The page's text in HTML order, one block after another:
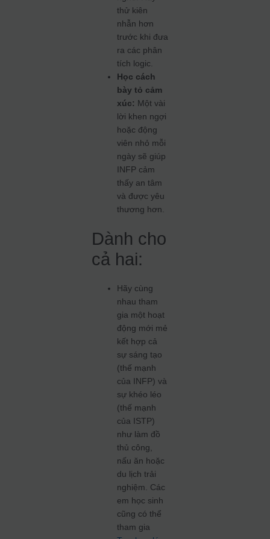
thử kiên
nhẫn hơn
trước khi đưa
ra các phân
tích logic.
Học cách
bày tỏ cảm
xúc: Một vài
lời khen ngợi
hoặc động
viên nhỏ mỗi
ngày sẽ giúp
INFP cảm
thấy an tâm
và được yêu
thương hơn.
Dành cho
cả hai:
Hãy cùng
nhau tham
gia một hoạt
động mới mẻ
kết hợp cả
sự sáng tạo
(thế mạnh
của INFP) và
sự khéo léo
(thế mạnh
của ISTP)
như làm đồ
thủ công,
nấu ăn hoặc
du lịch trải
nghiệm. Các
em học sinh
cũng có thể
tham gia